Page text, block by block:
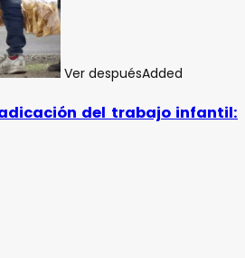
Ver despuésAdded
del trabajo infantil: